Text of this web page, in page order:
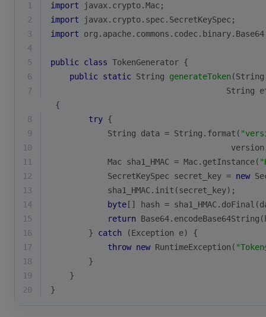
1 import javax.crypto.Mac;
2
import javax.crypto.spec.SecretKeySpec;
3
import
4
5
public class TokenGenerator {
6
public static String generateToken
7
String
{
8
try {
9
            String data = String.format(
10
11
            Mac sha1_HMAC = Mac.getInstance(
12
            SecretKeySpec secret_key =
new
13
            sha1_HMAC.init(secret_key);
14
byte [] hash =
15
return
16
        }
catch (Exception e) {
17
throw new RuntimeException(
18
        }
19
    }
20
}